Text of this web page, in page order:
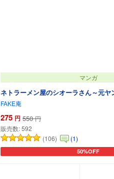
マンガ
ネトラーメン屋のシオーラさん～元
FAKE庵
275 円 550 円
販売数:592
(106)
(1)
50%OFF
カートに追加